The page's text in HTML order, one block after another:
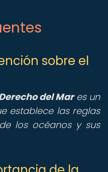
sobre el
del Mares un
establece las reglas
los océanos y sus